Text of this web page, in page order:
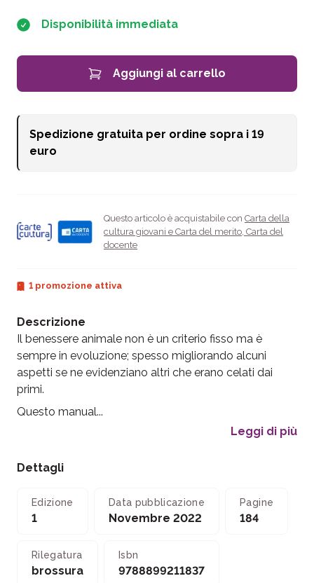
Disponibilità immediata
Aggiungi al carrello
Spedizione gratuita per ordine sopra i 19
euro
Questo articolo è acquistabile con Carta della
cultura giovani e Carta del merito, Carta del
docente
1 promozione attiva
Descrizione
Il benessere animale non è un criterio fisso ma è
sempre in evoluzione; spesso migliorando alcuni
aspetti se ne evidenziano altri che erano celati dai
primi.
Questo manual...
Leggi di più
Dettagli
Edizione
1
Data pubblicazione
Novembre 2022
Pagine
184
Rilegatura
brossura
Isbn
9788899211837